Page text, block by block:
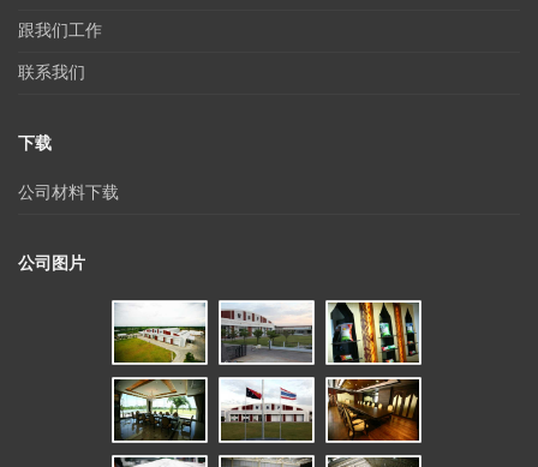
跟我们工作
联系我们
下载
公司材料下载
公司图片